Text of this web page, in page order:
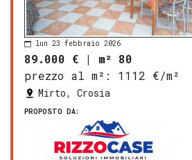
lun 23 febbraio 2026
89.000 € | m² 80
prezzo al m²:
1112 €/m²
Mirto, Crosia
PROPOSTO DA: